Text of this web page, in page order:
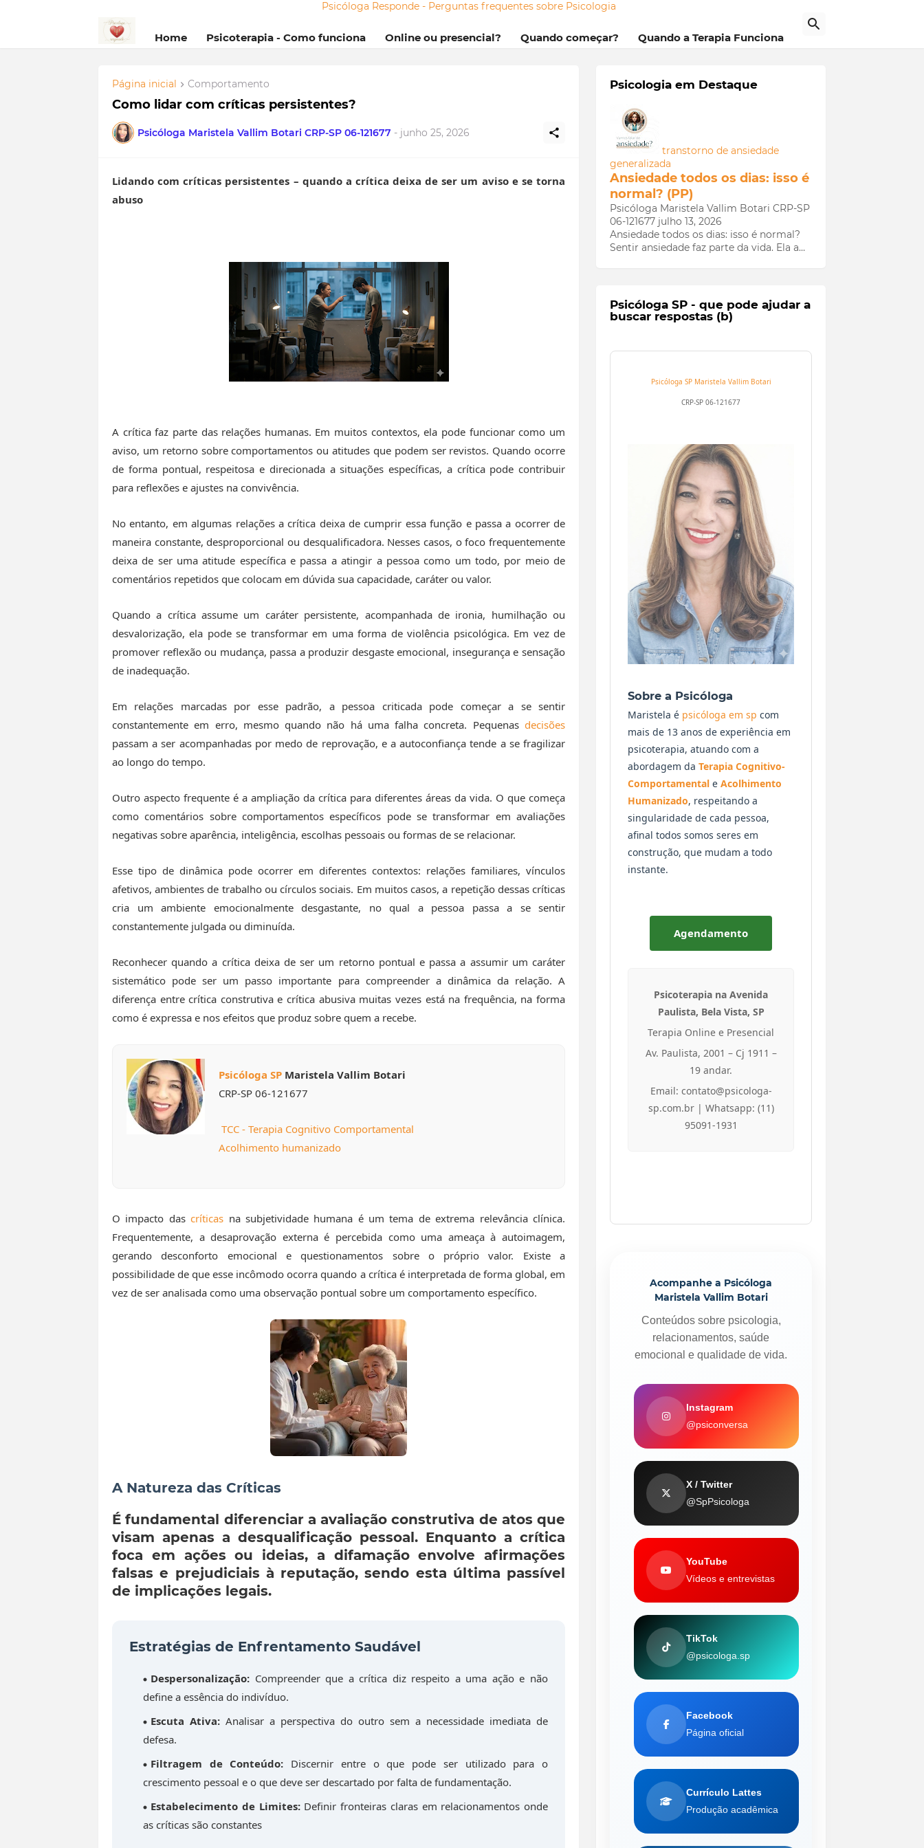
Psicóloga Responde - Perguntas frequentes sobre Psicologia
Home Psicoterapia - Como funciona Online ou presencial? Quando começar? Quando a Terapia Funciona
Página inicial Comportamento
Como lidar com críticas persistentes?
Psicóloga Maristela Vallim Botari CRP-SP 06-121677 - junho 25, 2026
Lidando com críticas persistentes – quando a crítica deixa de ser um aviso e se torna
abuso
A crítica faz parte das relações humanas. Em muitos contextos, ela pode funcionar como um
aviso, um retorno sobre comportamentos ou atitudes que podem ser revistos. Quando ocorre
de forma pontual, respeitosa e direcionada a situações específicas, a crítica pode contribuir
para reflexões e ajustes na convivência.
No entanto, em algumas relações a crítica deixa de cumprir essa função e passa a ocorrer de
maneira constante, desproporcional ou desqualificadora. Nesses casos, o foco frequentemente
deixa de ser uma atitude específica e passa a atingir a pessoa como um todo, por meio de
comentários repetidos que colocam em dúvida sua capacidade, caráter ou valor.
Quando a crítica assume um caráter persistente, acompanhada de ironia, humilhação ou
desvalorização, ela pode se transformar em uma forma de violência psicológica. Em vez de
promover reflexão ou mudança, passa a produzir desgaste emocional, insegurança e sensação
de inadequação.
Em relações marcadas por esse padrão, a pessoa criticada pode começar a se sentir
constantemente em erro, mesmo quando não há uma falha concreta. Pequenas decisões
passam a ser acompanhadas por medo de reprovação, e a autoconfiança tende a se fragilizar
ao longo do tempo.
Outro aspecto frequente é a ampliação da crítica para diferentes áreas da vida. O que começa
como comentários sobre comportamentos específicos pode se transformar em avaliações
negativas sobre aparência, inteligência, escolhas pessoais ou formas de se relacionar.
Esse tipo de dinâmica pode ocorrer em diferentes contextos: relações familiares, vínculos
afetivos, ambientes de trabalho ou círculos sociais. Em muitos casos, a repetição dessas críticas
cria um ambiente emocionalmente desgastante, no qual a pessoa passa a se sentir
constantemente julgada ou diminuída.
Reconhecer quando a crítica deixa de ser um retorno pontual e passa a assumir um caráter
sistemático pode ser um passo importante para compreender a dinâmica da relação. A
diferença entre crítica construtiva e crítica abusiva muitas vezes está na frequência, na forma
como é expressa e nos efeitos que produz sobre quem a recebe.
Psicóloga SP Maristela Vallim Botari
CRP-SP 06-121677
TCC - Terapia Cognitivo Comportamental
Acolhimento humanizado
O impacto dascríticas na subjetividade humana é um tema de extrema relevância clínica.
Frequentemente, a desaprovação externa é percebida como uma ameaça à autoimagem,
gerando desconforto emocional e questionamentos sobre o próprio valor. Existe a
possibilidade de que esse incômodo ocorra quando a crítica é interpretada de forma global, em
vez de ser analisada como uma observação pontual sobre um comportamento específico.
A Natureza das Críticas
É fundamental diferenciar a avaliação construtiva de atos que
visam apenas a desqualificação pessoal. Enquanto a crítica
foca em ações ou ideias, a difamação envolve afirmações
falsas e prejudiciais à reputação, sendo esta última passível
de implicações legais.
Estratégias de Enfrentamento Saudável
Despersonalização: Compreender que a crítica diz respeito a uma ação e não
define a essência do indivíduo.
Escuta Ativa: Analisar a perspectiva do outro sem a necessidade imediata de
defesa.
Filtragem de Conteúdo: Discernir entre o que pode ser utilizado para o
crescimento pessoal e o que deve ser descartado por falta de fundamentação.
Estabelecimento de Limites:Definir fronteiras claras em relacionamentos onde
as críticas são constantes
Psicologia em Destaque
transtorno de ansiedade
generalizada
Ansiedade todos os dias: isso é
normal? (PP)
Psicóloga Maristela Vallim Botari CRP-SP
06-121677 julho 13, 2026
Ansiedade todos os dias: isso é normal?
Sentir ansiedade faz parte da vida. Ela a…
Psicóloga SP - que pode ajudar a
buscar respostas (b)
Psicóloga SP Maristela Vallim Botari
CRP-SP 06-121677
Sobre a Psicóloga
Maristela é psicóloga em sp com
mais de 13 anos de experiência em
psicoterapia, atuando com a
abordagem da Terapia Cognitivo-
Comportamental e Acolhimento
Humanizado, respeitando a
singularidade de cada pessoa,
afinal todos somos seres em
construção, que mudam a todo
instante.
Agendamento
Psicoterapia na Avenida
Paulista, Bela Vista, SP
Terapia Online e Presencial
Av. Paulista, 2001 – Cj 1911 –
19 andar.
Email: contato@psicologa-
sp.com.br | Whatsapp: (11)
95091-1931
Acompanhe a Psicóloga
Maristela Vallim Botari
Conteúdos sobre psicologia,
relacionamentos, saúde
emocional e qualidade de vida.
Instagram
@psiconversa
X / Twitter
@SpPsicologa
YouTube
Vídeos e entrevistas
TikTok
@psicologa.sp
Facebook
Página oficial
Currículo Lattes
Produção acadêmica